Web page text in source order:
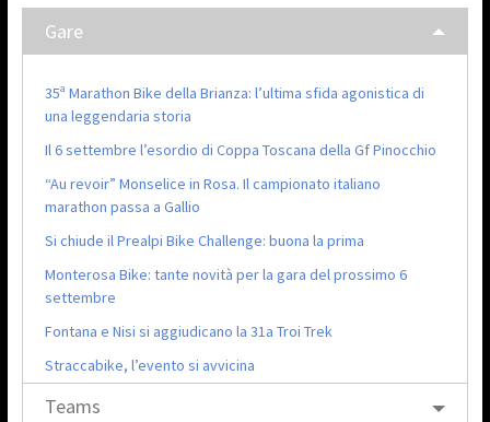
Gare
35ª Marathon Bike della Brianza: l’ultima sfida agonistica di
una leggendaria storia
Il 6 settembre l’esordio di Coppa Toscana della Gf Pinocchio
“Au revoir” Monselice in Rosa. Il campionato italiano
marathon passa a Gallio
Si chiude il Prealpi Bike Challenge: buona la prima
Monterosa Bike: tante novità per la gara del prossimo 6
settembre
Fontana e Nisi si aggiudicano la 31a Troi Trek
Straccabike, l’evento si avvicina
Teams